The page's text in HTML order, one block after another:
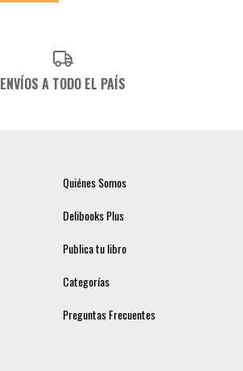
ENVÍOS A TODO EL PAÍS
Quiénes Somos
Delibooks Plus
Publica tu libro
Categorías
Preguntas Frecuentes